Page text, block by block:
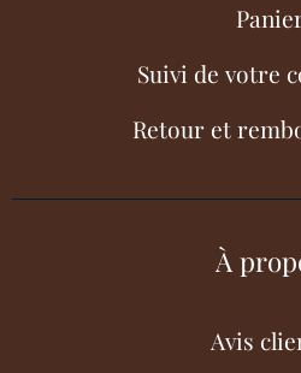
Suivi de votre
Retour et
À
Avis